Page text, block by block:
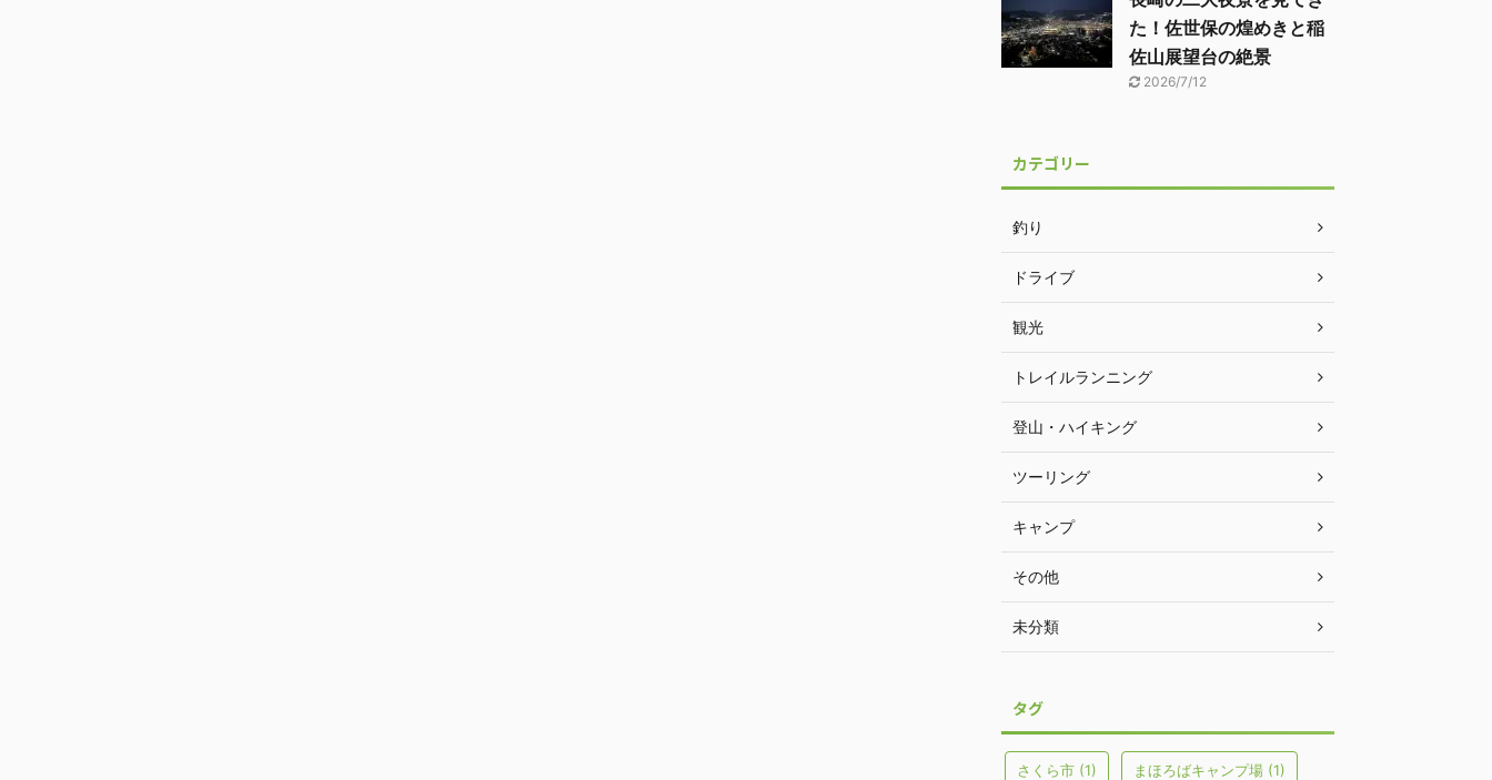
た！佐世保の煌めきと稲
佐山展望台の絶景
2026/7/12
カテゴリー
釣り
ドライブ
観光
トレイルランニング
登山・ハイキング
ツーリング
キャンプ
その他
未分類
タグ
さくら市 (1) まほろばキャンプ場 (1)